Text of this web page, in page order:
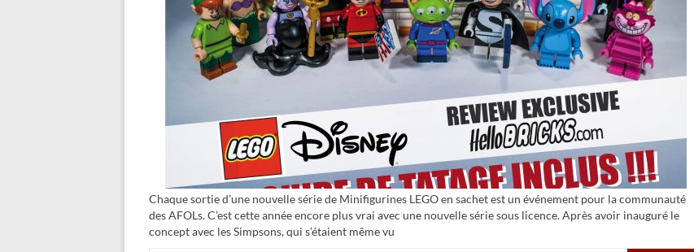
Chaque sortie d’une nouvelle série de Minifigurines LEGO en sachet est un événement pour la communauté
des AFOLs. C’est cette année encore plus vrai avec une nouvelle série sous licence. Après avoir inauguré le
concept avec les Simpsons, qui s’étaient même vu